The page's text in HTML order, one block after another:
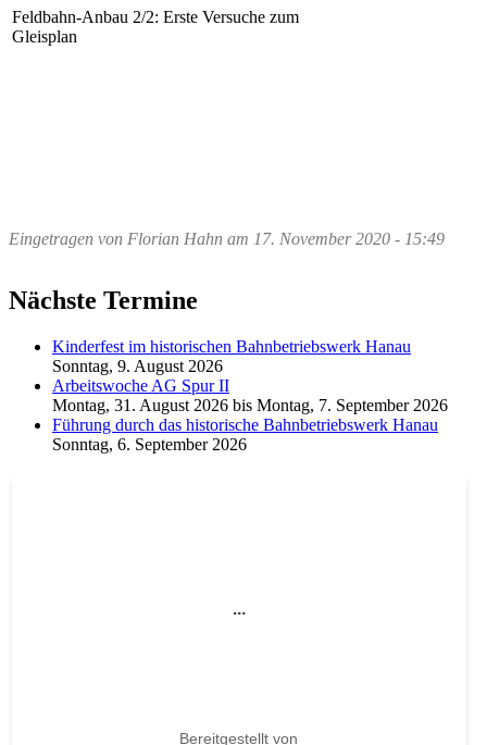
Feldbahn-Anbau 2/2: Erste Versuche zum
Gleisplan
Eingetragen von Florian Hahn am 17. November 2020 - 15:49
Nächste Termine
Kinderfest im historischen Bahnbetriebswerk Hanau
Sonntag, 9. August 2026
Arbeitswoche AG Spur II
Montag, 31. August 2026 bis Montag, 7. September 2026
Führung durch das historische Bahnbetriebswerk Hanau
Sonntag, 6. September 2026